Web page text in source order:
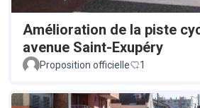
Amélioration de la piste
avenue Saint-Exupéry
Proposition officielle 1